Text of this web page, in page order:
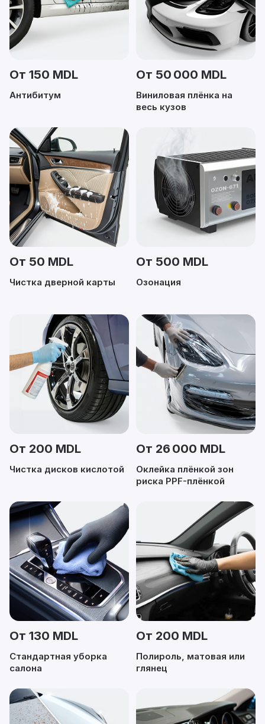
От 150 MDL
Антибитум
От 50 000 MDL
Виниловая плёнка на
весь кузов
От 50 MDL
Чистка дверной карты
От 500 MDL
Озонация
От 200 MDL
Чистка дисков кислотой
От 26 000 MDL
Оклейка плёнкой зон
риска PPF-плёнкой
От 130 MDL
Стандартная уборка
салона
От 200 MDL
Полироль, матовая или
глянец